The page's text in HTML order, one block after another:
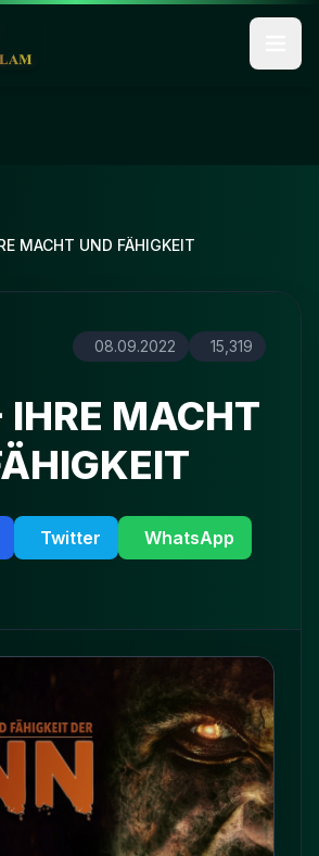
MACHT UND FÄHIGKEIT
08.09.2022 15,319
MACHT
Twitter WhatsApp